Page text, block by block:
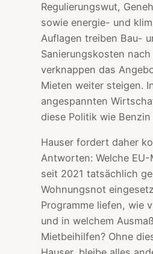
Regulierungswut,
sowie energie- und
Auflagen treiben Bau-
Sanierungskosten nach
verknappen das
Mieten weiter steigen.
angespannten
diese Politik wie Benzin
Hauser fordert daher
Antworten: Welche
seit 2021 tatsächlich
Wohnungsnot
Programme liefen, wie
und in welchem
Mietbeihilfen? Ohne